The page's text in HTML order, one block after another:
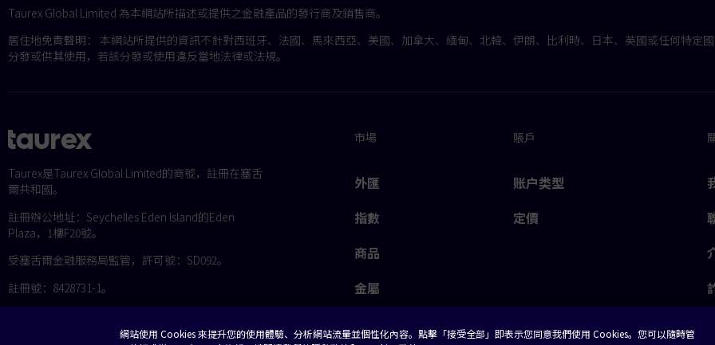
網站使用 Cookies 來提升您的使用體驗、分析網站流量並個性化內容。點擊「接受全部」即表示您同意我們使用 Cookies。您可以隨時管
Taurex Global Limited 為本網站所描述或提供之金融產品的發行商及銷售商。
居住地免責聲明： 本網站所提供的資訊不針對西班牙、法國、馬來西亞、美國、加拿大、緬甸、北韓、伊朗、比利時、日本、英國或任何特定
分發或供其使用，若該分發或使用違反當地法律或法規。
Taurex是Taurex Global Limited的商號，註冊在塞舌
爾共和國。
註冊辦公地址：Seychelles Eden Island的Eden
Plaza，1樓F20號。
受塞舌爾金融服務局監管，許可號：SD092。
註冊號：8428731-1。
市場
外匯
指數
商品
金屬
賬戶
账户类型
定價